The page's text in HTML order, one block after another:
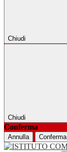
Chiudi
Chiudi
Conferma
Annulla Conferma